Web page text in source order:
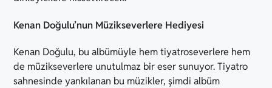
Kenan Doğulu’nun Müzikseverlere Hediyesi
Kenan Doğulu, bu albümüyle hem tiyatroseverlere hem
de müzikseverlere unutulmaz bir eser sunuyor. Tiyatro
sahnesinde yankılanan bu müzikler, şimdi albüm